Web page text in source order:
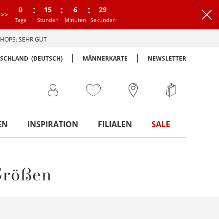
>>
0
Tage
: 15
Stunden
: 6
Minuten
: 29
Sekunden
SEHR GUT
(DEUTSCH) MÄNNERKARTE NEWSLETTER
INSPIRATION FILIALEN SALE